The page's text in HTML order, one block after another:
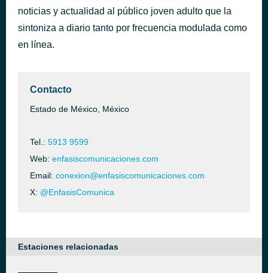
noticias y actualidad al público joven adulto que la
sintoniza a diario tanto por frecuencia modulada como
en línea.
Contacto
Estado de México, México
Tel.: 5913 9599
Web: enfasiscomunicaciones.com
Email: conexion@enfasiscomunicaciones.com
X: @EnfasisComunica
Estaciones relacionadas